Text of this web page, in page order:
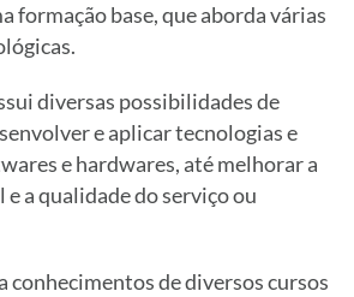
formação base, que aborda várias
diversas possibilidades de
e aplicar tecnologias e
e hardwares, até melhorar a
a qualidade do serviço ou
conhecimentos de diversos cursos